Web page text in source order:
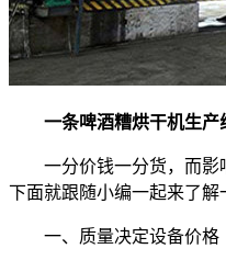
一条啤酒糟烘干机生产
一分价钱一分货，而影
下面就跟随小编一起来了解
一、质量决定设备价格